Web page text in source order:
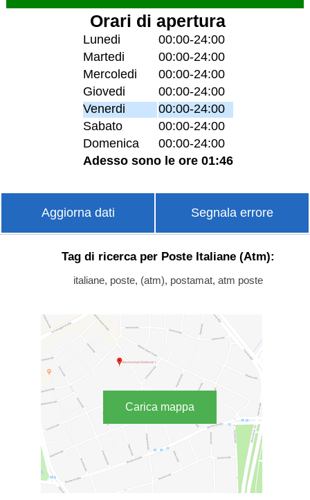
Orari di apertura
Lunedi
00:00-24:00
Martedi
00:00-24:00
Mercoledi
00:00-24:00
Giovedi
00:00-24:00
Venerdi
00:00-24:00
Sabato
00:00-24:00
Domenica
00:00-24:00
Adesso sono le ore 01:46
Aggiorna dati Segnala errore
Tag di ricerca per Poste Italiane (Atm):
italiane, poste, (atm), postamat, atm poste
Carica mappa